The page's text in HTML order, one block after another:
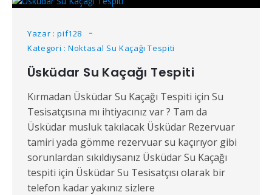
Yazar : pif128
Kategori : Noktasal Su Kaçağı Tespiti
Üsküdar Su Kaçağı Tespiti
Kırmadan Üsküdar Su Kaçağı Tespiti için Su
Tesisatçısına mı ihtiyacınız var ? Tam da
Üsküdar musluk takılacak Üsküdar Rezervuar
tamiri yada gömme rezervuar su kaçırıyor gibi
sorunlardan sıkıldıysanız Üsküdar Su Kaçağı
tespiti için Üsküdar Su Tesisatçısı olarak bir
telefon kadar yakınız sizlere